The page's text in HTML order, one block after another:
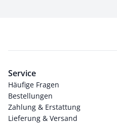
Service
Häufige Fragen
Bestellungen
Zahlung & Erstattung
Lieferung & Versand